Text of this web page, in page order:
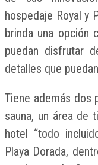
hospedaje Royal y
brinda una opción
puedan disfrutar
detalles que
Tiene además dos
sauna, un área de
hotel “todo
Playa Dorada,